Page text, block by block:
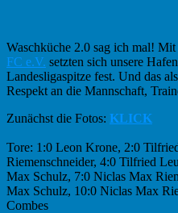
Waschküche 2.0 sag ich mal! Mit
FC e.V. setzten sich unsere
Landesligaspitze fest. Und das
Respekt an die Mannschaft,
Zunächst die Fotos: KLICK
Tore: 1:0 Leon Krone, 2:0
Riemenschneider, 4:0 Tilfried
Max Schulz, 7:0 Niclas Max
Max Schulz, 10:0 Niclas Max
Combes